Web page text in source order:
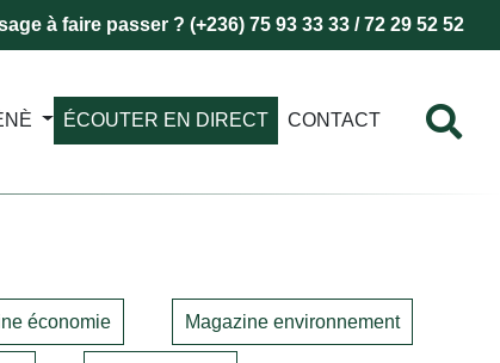
à faire passer ? (+236) 75 93 33 33 / 72 29 52 52
ÉCOUTER EN DIRECT CONTACT
économie Magazine environnement